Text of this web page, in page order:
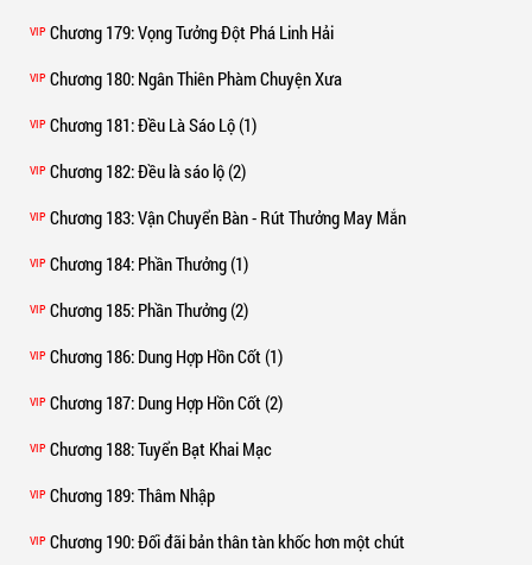
VIP Chương 179: Vọng Tưởng Đột Phá Linh Hải
VIP Chương 180: Ngân Thiên Phàm Chuyện Xưa
VIP Chương 181: Đều Là Sáo Lộ (1)
VIP Chương 182: Đều là sáo lộ (2)
VIP Chương 183: Vận Chuyển Bàn - Rút Thưởng May Mắn
VIP Chương 184: Phần Thưởng (1)
VIP Chương 185: Phần Thưởng (2)
VIP Chương 186: Dung Hợp Hồn Cốt (1)
VIP Chương 187: Dung Hợp Hồn Cốt (2)
VIP Chương 188: Tuyển Bạt Khai Mạc
VIP Chương 189: Thâm Nhập
VIP Chương 190: Đối đãi bản thân tàn khốc hơn một chút